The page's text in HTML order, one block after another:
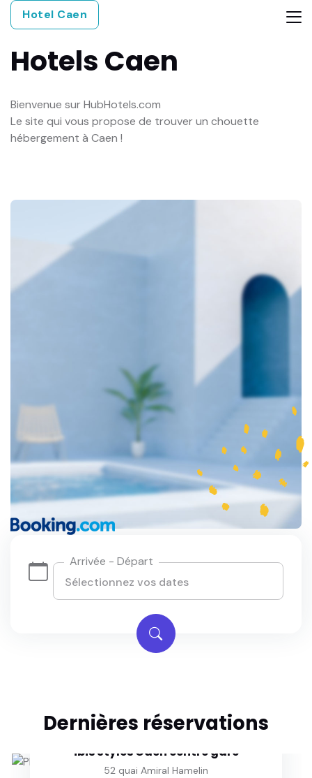
Hotel Caen
Hotels Caen
Bienvenue sur HubHotels.com
Le site qui vous propose de trouver un chouette
hébergement à Caen !
Arrivée - Départ
Dernières réservations